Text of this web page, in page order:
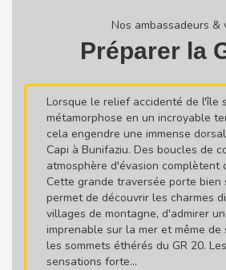
Nos ambassadeurs &
Préparer la
Lorsque le relief accidenté de l'île
métamorphose en un incroyable
cela engendre une immense
Capi à Bunifaziu. Des boucles de
atmosphère d'évasion complètent
Cette grande traversée porte bien
permet de découvrir les charmes
villages de montagne, d'admirer
imprenable sur la mer et même de
les sommets éthérés du GR 20.
sensations forte...